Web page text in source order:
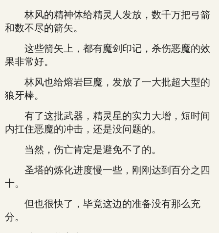
林风的精神体给精灵人发放，数千万把弓箭
和数不尽的箭矢。
这些箭矢上，都有魔剑印记，杀伤恶魔的效
果非常好。
林风也给熔岩巨魔，发放了一大批超大型的
狼牙棒。
有了这批武器，精灵星的实力大增，短时间
内扛住恶魔的冲击，还是没问题的。
当然，伤亡肯定是避免不了的。
圣塔的炼化进度慢一些，刚刚达到百分之四
十。
但也很快了，毕竟这边的准备没有那么充
分。